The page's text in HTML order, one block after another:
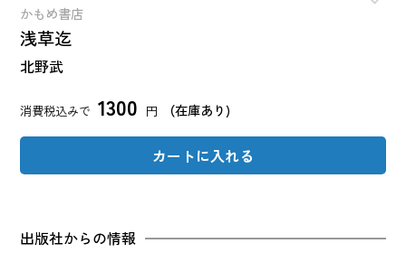
かもめ書店
浅草迄
北野武
消費税込みで 1300 円 （在庫あり)
カートに入れる
出版社からの情報